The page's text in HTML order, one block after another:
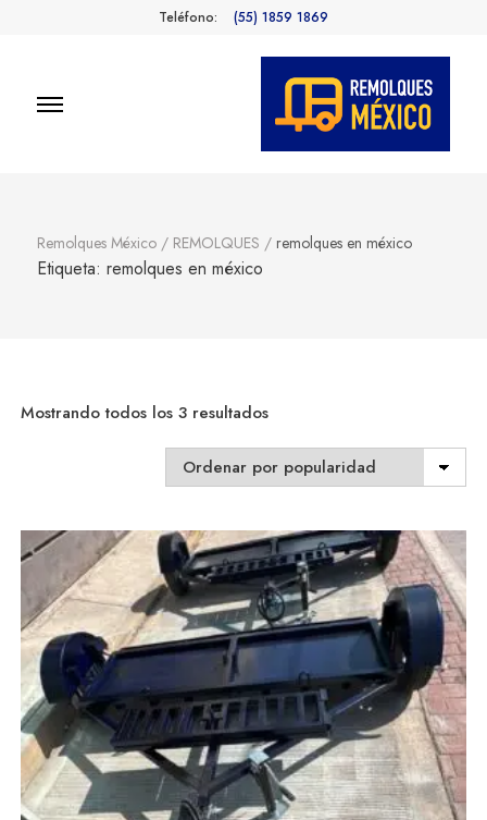
Teléfono: (55) 1859 1869
Remolques México / REMOLQUES / remolques en méxico
Etiqueta: remolques en méxico
Mostrando todos los 3 resultadosSorted
popularity